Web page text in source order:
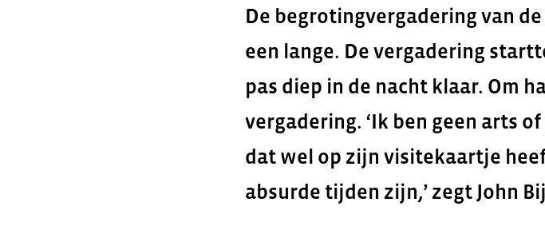
De begrotingvergadering van
een lange. De vergadering
pas diep in de nacht klaar. Om
vergadering. ‘Ik ben geen arts
dat wel op zijn visitekaartje
absurde tijden zijn,’ zegt John